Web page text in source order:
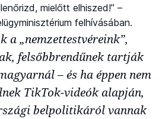
mielőtt elhiszed!” –
felhívásában.
a „nemzettestvéreink”,
felsőbbrendűnek tartják
– és ha éppen nem
TikTok-videók alapján,
belpolitikáról vannak